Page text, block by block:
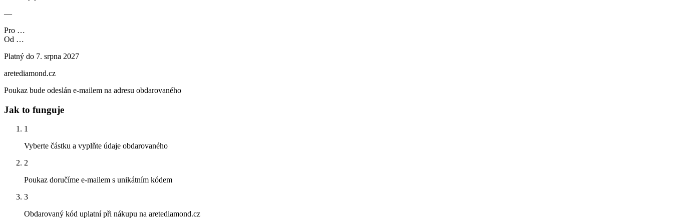
—
Pro …
Od …
Platný do 7. srpna 2027
aretediamond.cz
Poukaz bude odeslán e-mailem na adresu obdarovaného
Jak to funguje
1
Vyberte částku a vyplňte údaje obdarovaného
2
Poukaz doručíme e-mailem s unikátním kódem
3
Obdarovaný kód uplatní při nákupu na aretediamond.cz